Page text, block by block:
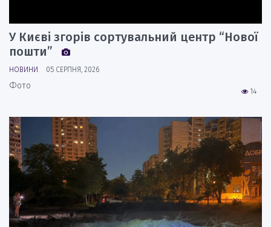
У Києві згорів сортувальний центр “Нової
пошти”
НОВИНИ 05 СЕРПНЯ, 2026
14
Фото